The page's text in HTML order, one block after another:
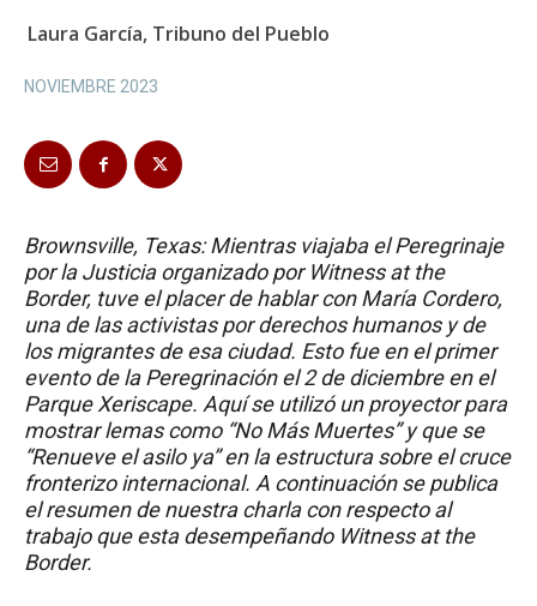
Laura García, Tribuno del Pueblo
NOVIEMBRE 2023
Brownsville, Texas: Mientras viajaba el Peregrinaje
por la Justicia organizado por Witness at the
Border, tuve el placer de hablar con María Cordero,
una de las activistas por derechos humanos y de
los migrantes de esa ciudad. Esto fue en el primer
evento de la Peregrinación el 2 de diciembre en el
Parque Xeriscape. Aquí se utilizó un proyector para
mostrar lemas como “No Más Muertes” y que se
“Renueve el asilo ya” en la estructura sobre el cruce
fronterizo internacional. A continuación se publica
el resumen de nuestra charla con respecto al
trabajo que esta desempeñando Witness at the
Border.